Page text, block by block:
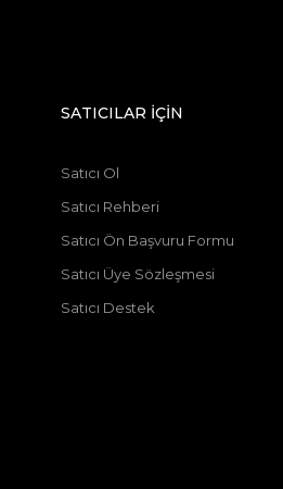
SATICILAR İÇİN
Satıcı Ol
Satıcı Rehberi
Satıcı Ön Başvuru Formu
Satıcı Üye Sözleşmesi
Satıcı Destek